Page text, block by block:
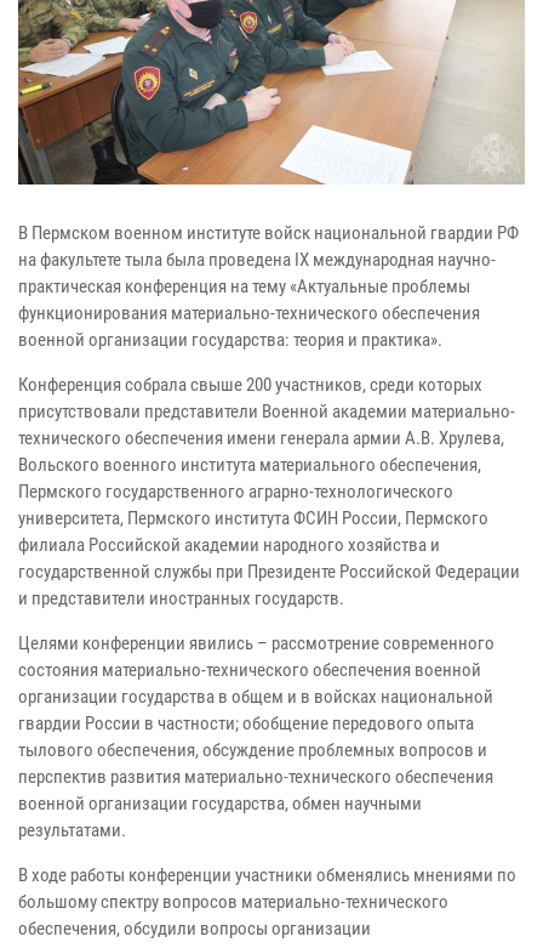
В Пермском военном институте войск национальной гвардии РФ
на факультете тыла была проведена IX международная научно-
практическая конференция на тему «Актуальные проблемы
функционирования материально-технического обеспечения
военной организации государства: теория и практика».
Конференция собрала свыше 200 участников, среди которых
присутствовали представители Военной академии материально-
технического обеспечения имени генерала армии А.В. Хрулева,
Вольского военного института материального обеспечения,
Пермского государственного аграрно-технологического
университета, Пермского института ФСИН России, Пермского
филиала Российской академии народного хозяйства и
государственной службы при Президенте Российской Федерации
и представители иностранных государств.
Целями конференции явились – рассмотрение современного
состояния материально-технического обеспечения военной
организации государства в общем и в войсках национальной
гвардии России в частности; обобщение передового опыта
тылового обеспечения, обсуждение проблемных вопросов и
перспектив развития материально-технического обеспечения
военной организации государства, обмен научными
результатами.
В ходе работы конференции участники обменялись мнениями по
большому спектру вопросов материально-технического
обеспечения, обсудили вопросы организации